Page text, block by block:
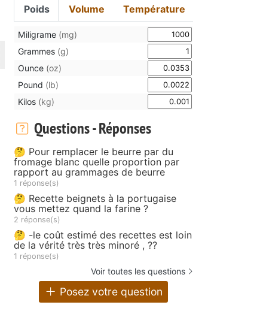
Poids Volume Température
Miligrame (mg)
Grammes (g)
Ounce (oz)
Pound (lb)
Kilos (kg)
Questions - Réponses
🤔 Pour remplacer le beurre par du
fromage blanc quelle proportion par
rapport au grammages de beurre
1 réponse(s)
🤔 Recette beignets à la portugaise
vous mettez quand la farine ?
2 réponse(s)
🤔 -le coût estimé des recettes est loin
de la vérité très très minoré , ??
1 réponse(s)
Voir toutes les questions
Posez votre question